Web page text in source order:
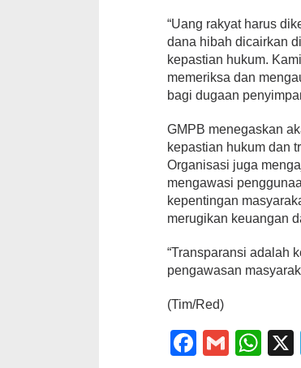
“Uang rakyat harus
dana hibah dicairkan
kepastian hukum.
memeriksa dan
bagi dugaan
GMPB menegaskan
kepastian hukum dan
Organisasi juga
mengawasi
kepentingan
merugikan keuangan
“Transparansi adalah
pengawasan
(Tim/Red)